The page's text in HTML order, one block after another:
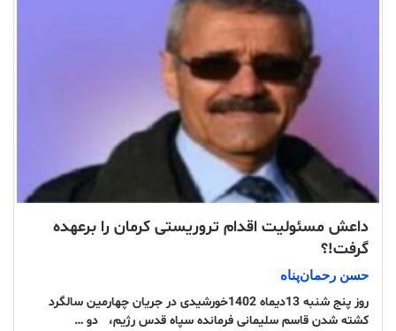
داعش مسئولیت اقدام تروریستی کرمان را برعهده
گرفت!؟
حسن رحمان‌پناە
روز پنج شنبه 13دیماه 1402خورشیدی در جریان چهارمین سالگرد
کشته شدن قاسم سلیمانی فرمانده سپاه قدس رژیم، دو …